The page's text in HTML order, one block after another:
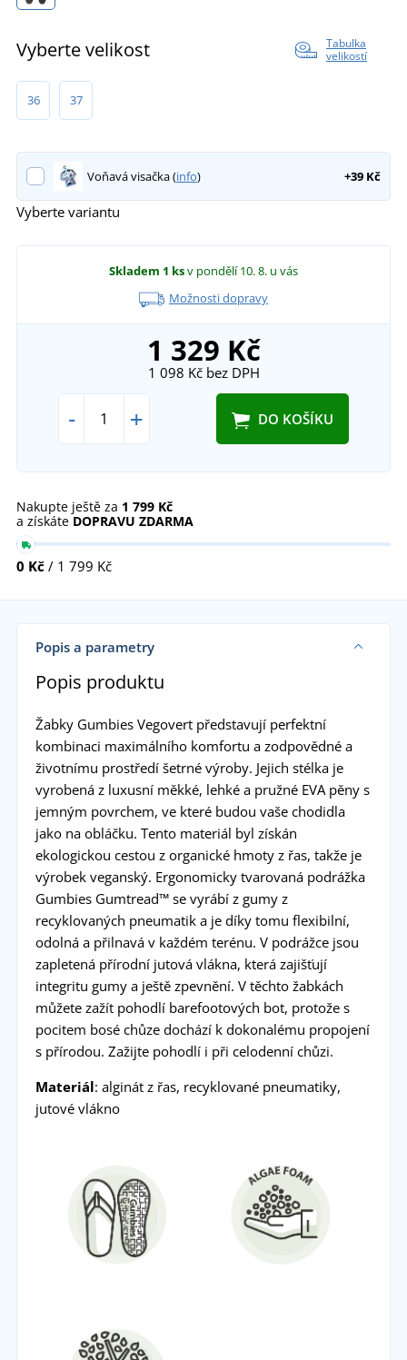
Vyberte velikost
Tabulka
velikostí
36 37
Voňavá visačka (info) +39 Kč
Vyberte variantu
Skladem 1 ksv pondělí 10. 8. u vás
Možnosti dopravy
1 329 Kč
1 098 Kčbez DPH
- + DO KOŠÍKU
Nakupte ještě za 1 799 Kč
a získáte DOPRAVU ZDARMA
0 Kč / 1 799 Kč
Popis a parametry
Popis produktu
Žabky Gumbies Vegovert představují perfektní
kombinaci maximálního komfortu a zodpovědné a
životnímu prostředí šetrné výroby. Jejich stélka je
vyrobená z luxusní měkké, lehké a pružné EVA pěny s
jemným povrchem, ve které budou vaše chodidla
jako na obláčku. Tento materiál byl získán
ekologickou cestou z organické hmoty z řas, takže je
výrobek veganský. Ergonomicky tvarovaná podrážka
Gumbies Gumtread™ se vyrábí z gumy z
recyklovaných pneumatik a je díky tomu flexibilní,
odolná a přilnavá v každém terénu. V podrážce jsou
zapletená přírodní jutová vlákna, která zajišťují
integritu gumy a ještě zpevnění. V těchto žabkách
můžete zažít pohodlí barefootových bot, protože s
pocitem bosé chůze dochází k dokonalému propojení
s přírodou. Zažijte pohodlí i při celodenní chůzi.
Materiál: alginát z řas, recyklované pneumatiky,
jutové vlákno